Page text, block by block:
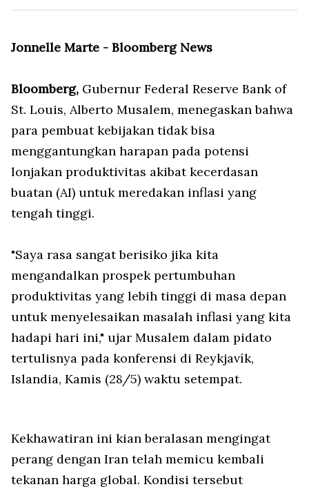
Jonnelle Marte - Bloomberg News
Bloomberg, Gubernur Federal Reserve Bank of
St. Louis, Alberto Musalem, menegaskan bahwa
para pembuat kebijakan tidak bisa
menggantungkan harapan pada potensi
lonjakan produktivitas akibat kecerdasan
buatan (AI) untuk meredakan inflasi yang
tengah tinggi.
"Saya rasa sangat berisiko jika kita
mengandalkan prospek pertumbuhan
produktivitas yang lebih tinggi di masa depan
untuk menyelesaikan masalah inflasi yang kita
hadapi hari ini," ujar Musalem dalam pidato
tertulisnya pada konferensi di Reykjavík,
Islandia, Kamis (28/5) waktu setempat.
Kekhawatiran ini kian beralasan mengingat
perang dengan Iran telah memicu kembali
tekanan harga global. Kondisi tersebut